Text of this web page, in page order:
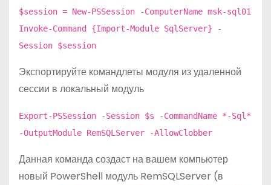
$session = New-PSSession -ComputerName msk-sql01
Invoke-Command {Import-Module SqlServer} -
Session $session
Экспортируйте командлеты модуля из удаленной
сессии в локальный модуль
Export-PSSession -Session $s -CommandName *-Sql*
-OutputModule RemSQLServer -AllowClobber
Данная команда создаст на вашем компьютер
новый PowerShell модуль RemSQLServer (в